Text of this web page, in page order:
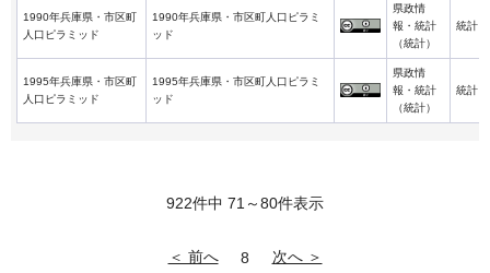
1990年兵庫県・市区町
人口ピラミッド
1990年兵庫県・市区町人口ピラミ
ッド
県政情
報・統計
（統計）
統計
1995年兵庫県・市区町
人口ピラミッド
1995年兵庫県・市区町人口ピラミ
ッド
県政情
報・統計
（統計）
統計
922件中 71～80件表示
＜ 前へ 8 次へ ＞